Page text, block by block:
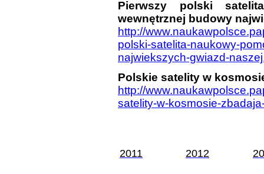
Pierwszy polski
wewnętrznej budowy
http://
polski-satelita-naukowy-
najwiekszych-gwiazd-
Polskie satelity w
http://
satelity-w-kosmosie-
2011 2012